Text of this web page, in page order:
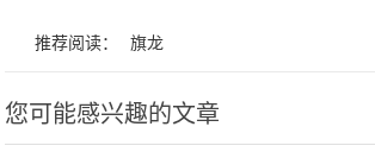
推荐阅读： 旗龙
您可能感兴趣的文章